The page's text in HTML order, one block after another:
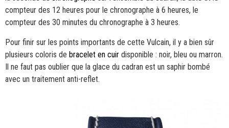
compteur des 12 heures pour le chronographe à 6 heures, le
compteur des 30 minutes du chronographe à 3 heures.
Pour finir sur les points importants de cette Vulcain, il y a bien sûr
plusieurs coloris de bracelet en cuir disponible : noir, bleu ou marron.
Il ne faut pas oublier que la glace du cadran est un saphir bombé
avec un traitement anti-reflet.